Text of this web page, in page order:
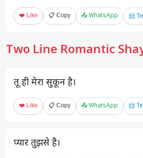
❤️ Like 📋 Copy 📤 WhatsApp 📨
Two Line Romantic
तू ही मेरा सुकून है।
❤️ Like 📋 Copy 📤 WhatsApp 📨
प्यार तुझसे है।